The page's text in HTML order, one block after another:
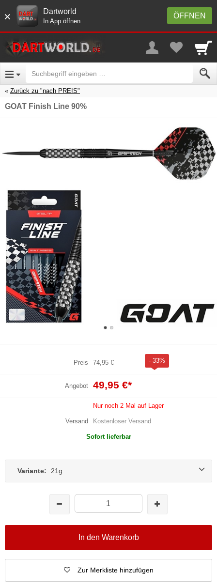
× ÖFFNEN
Dartworld
In App öffnen
Zurück zu "nach PREIS"
GOAT Finish Line 90%
Preis 74,95 € - 33%
Angebot 49,95 €*
Nur noch 2 Mal auf Lager
Versand Kostenloser Versand
Sofort lieferbar
Variante: 21g
In den Warenkorb
Zur Merkliste hinzufügen